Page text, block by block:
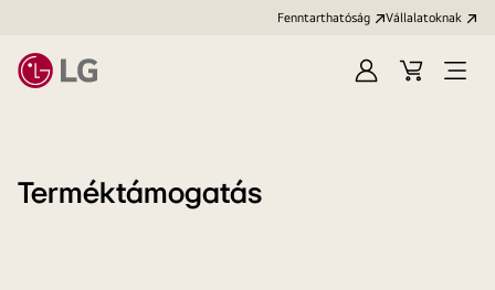
Fenntarthatóság Vállalatoknak
Bejelentkezés
KosárMenü
Terméktámogatás